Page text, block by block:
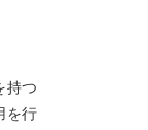
持つ
を行